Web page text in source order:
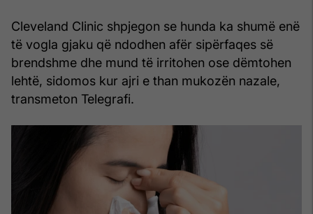
Cleveland Clinic shpjegon se hunda ka shumë enë
të vogla gjaku që ndodhen afër sipërfaqes së
brendshme dhe mund të irritohen ose dëmtohen
lehtë, sidomos kur ajri e than mukozën nazale,
transmeton Telegrafi.